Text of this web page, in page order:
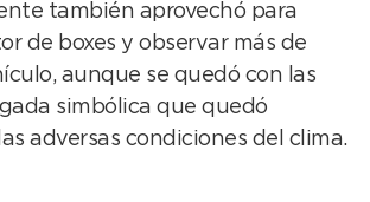
también aprovechó para
de boxes y observar más de
aunque se quedó con las
simbólica que quedó
adversas condiciones del clima.